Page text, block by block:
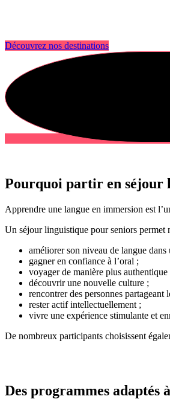
Découvrez nos destinations
Pourquoi partir en séjour
Apprendre une langue en immersion est
Un séjour linguistique pour seniors permet
améliorer son niveau de langue
gagner en confiance à l’oral ;
voyager de manière plus authentique
découvrir une nouvelle culture ;
rencontrer des personnes partageant
rester actif intellectuellement ;
vivre une expérience stimulante et
De nombreux participants choisissent
Des programmes adaptés